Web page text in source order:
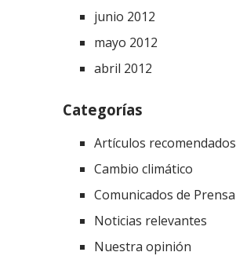
junio 2012
mayo 2012
abril 2012
Categorías
Artículos recomendados
Cambio climático
Comunicados de Prensa
Noticias relevantes
Nuestra opinión